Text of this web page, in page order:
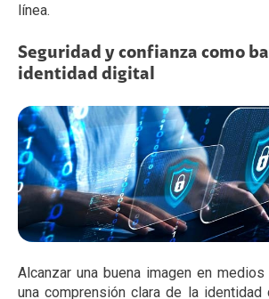
línea.
Seguridad y confianza como
identidad digital
Alcanzar una buena imagen en
una comprensión clara de la identidad